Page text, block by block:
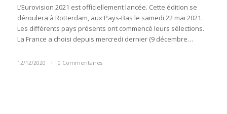
L’Eurovision 2021 est officiellement lancée. Cette édition se
déroulera à Rotterdam, aux Pays-Bas le samedi 22 mai 2021.
Les différents pays présents ont commencé leurs sélections.
La France a choisi depuis mercredi dernier (9 décembre…
12/12/2020 / 0 Commentaires